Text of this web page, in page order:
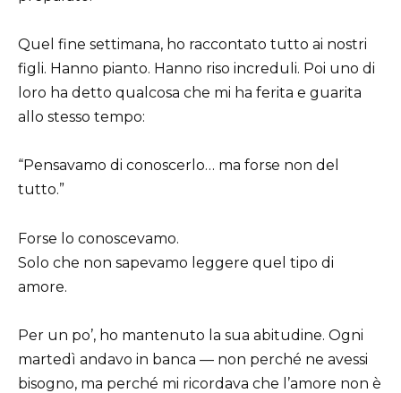
Quel fine settimana, ho raccontato tutto ai nostri
figli. Hanno pianto. Hanno riso increduli. Poi uno di
loro ha detto qualcosa che mi ha ferita e guarita
allo stesso tempo:
“Pensavamo di conoscerlo… ma forse non del
tutto.”
Forse lo conoscevamo.
Solo che non sapevamo leggere quel tipo di
amore.
Per un po’, ho mantenuto la sua abitudine. Ogni
martedì andavo in banca — non perché ne avessi
bisogno, ma perché mi ricordava che l’amore non è